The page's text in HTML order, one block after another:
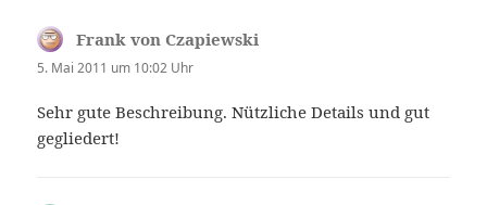
Frank von Czapiewski
5. Mai 2011 um 10:02 Uhr
Sehr gute Beschreibung. Nützliche Details und gut
gegliedert!